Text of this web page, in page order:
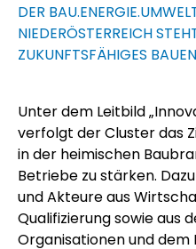
DER
NIEDERÖSTERREICH
ZUKUNFTSFÄHIGES
Unter dem Leitbild
verfolgt der Cluster das
in der heimischen
Betriebe zu stärken.
und Akteure aus
Qualifizierung sowie aus
Organisationen und dem